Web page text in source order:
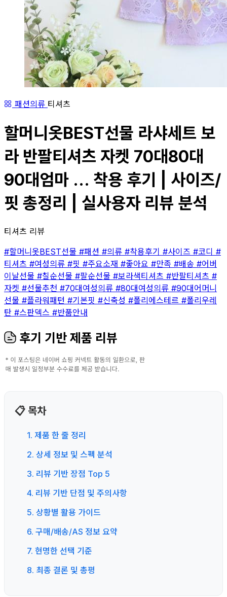
패션의류 티셔츠
할머니옷BEST선물 라샤세트 보
라 반팔티셔츠 자켓 70대80대
90대엄마 ... 착용 후기 | 사이즈/
핏 총정리 | 실사용자 리뷰 분석
티셔츠 리뷰
#할머니옷BEST선물 #패션 #의류 #착용후기 #사이즈 #코디 #
티셔츠 #여성의류 #핏 #주요소재 #좋아요 #만족 #배송 #어버
이날선물 #칠순선물 #팔순선물 #보라색티셔츠 #반팔티셔츠 #
자켓 #선물추천 #70대여성의류 #80대여성의류 #90대어머니
선물 #플라워패턴 #기본핏 #신축성 #폴리에스테르 #폴리우레
탄 #스판덱스 #반품안내
후기 기반 제품 리뷰
📋 목차
1. 제품 한 줄 정리
2. 상세 정보 및 스펙 분석
3. 리뷰 기반 장점 Top 5
4. 리뷰 기반 단점 및 주의사항
5. 상황별 활용 가이드
6. 구매/배송/AS 정보 요약
7. 현명한 선택 기준
8. 최종 결론 및 총평